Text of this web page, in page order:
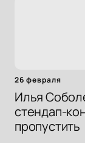
26 февраля
Илья
стендап-
пропустить